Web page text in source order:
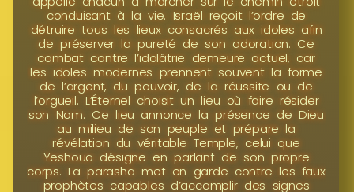
conduisant à la vie. Israël reçoit l’ordre de
détruire tous les lieux consacrés aux idoles afin
de préserver la pureté de son adoration. Ce
combat contre l’idolâtrie demeure actuel, car
les idoles modernes prennent souvent la forme
de l’argent, du pouvoir, de la réussite ou de
l’orgueil. L’Éternel choisit un lieu où faire résider
son Nom. Ce lieu annonce la présence de Dieu
au milieu de son peuple et prépare la
révélation du véritable Temple, celui que
Yeshoua désigne en parlant de son propre
corps. La parasha met en garde contre les faux
prophètes capables d’accomplir des signes